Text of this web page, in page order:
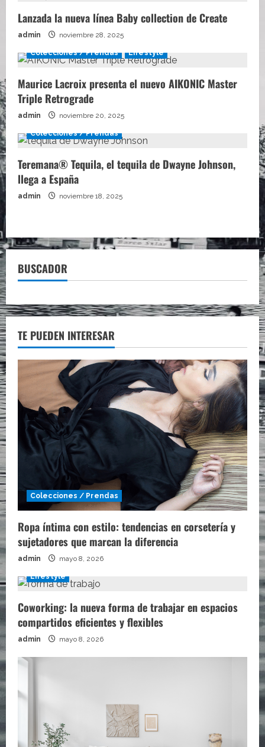
Lanzada la nueva línea Baby collection de Create
admin noviembre 28, 2025
Colecciones / Prendas Lifestyle
Maurice Lacroix presenta el nuevo AIKONIC Master
Triple Retrograde
admin noviembre 20, 2025
Colecciones / Prendas
Teremana® Tequila, el tequila de Dwayne Johnson,
llega a España
admin noviembre 18, 2025
BUSCADOR
TE PUEDEN INTERESAR
Colecciones / Prendas
Ropa íntima con estilo: tendencias en corsetería y
sujetadores que marcan la diferencia
admin mayo 8, 2026
Lifestyle
Coworking: la nueva forma de trabajar en espacios
compartidos eficientes y flexibles
admin mayo 8, 2026